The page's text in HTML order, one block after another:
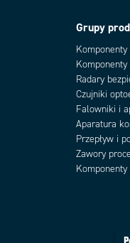
Grupy
Komponenty
Radary
Czujniki
Falowniki i
Aparatura
Przepływ i
Zawory